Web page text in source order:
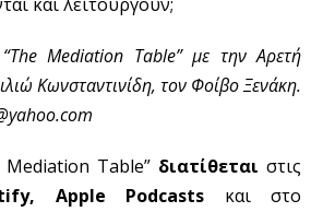
Mediation Table” με την Αρετή
Κωνσταντινίδη, τον Φοίβο Ξενάκη.
Table” διατίθεται στις
Apple Podcasts και στο